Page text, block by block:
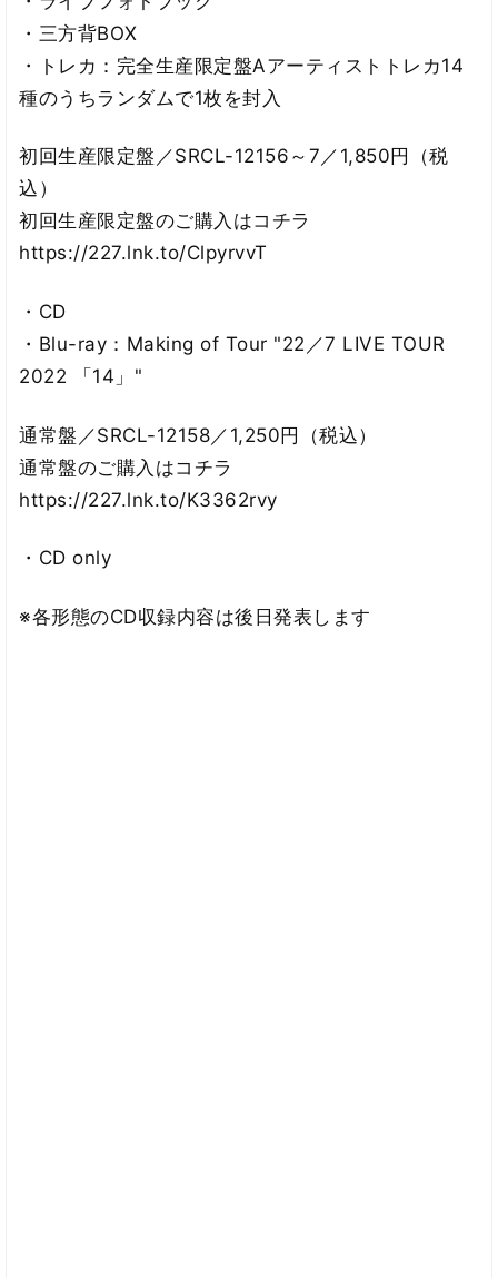
・三方背BOX
・トレカ：完全生産限定盤Aアーティストトレカ14
種のうちランダムで1枚を封入
初回生産限定盤／SRCL-12156～7／1,850円（税
込）
初回生産限定盤のご購入はコチラ
https://227.lnk.to/ClpyrvvT
・CD
・Blu-ray：Making of Tour "22／7 LIVE TOUR
2022 「14」"
通常盤／SRCL-12158／1,250円（税込）
通常盤のご購入はコチラ
https://227.lnk.to/K3362rvy
・CD only
※各形態のCD収録内容は後日発表します